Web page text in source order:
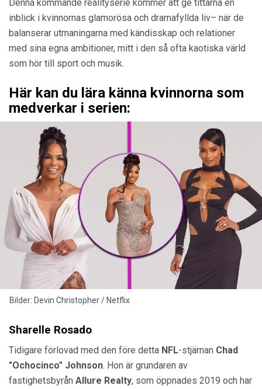
Denna kommande realityserie kommer att ge tittarna en
inblick i kvinnornas glamorösa och dramafyllda liv– när de
balanserar utmaningarna med kändisskap och relationer
med sina egna ambitioner, mitt i den så ofta kaotiska värld
som hör till sport och musik.
Här kan du lära känna kvinnorna som
medverkar i serien:
Bilder: Devin Christopher / Netflix
Sharelle Rosado
Tidigare förlovad med den före detta NFL-stjärnan Chad
"Ochocinco" Johnson. Hon är grundaren av
fastighetsbyrån Allure Realty, som öppnades 2019 och har